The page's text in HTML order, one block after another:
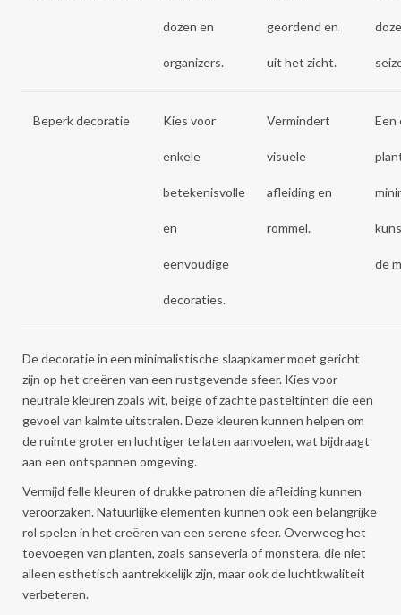
dozen en
organizers.
geordend en
uit het zicht.
Beperk decoratie Kies voor
enkele
betekenisvolle
en
eenvoudige
decoraties.
Vermindert
visuele
afleiding en
rommel.
Een
de
De decoratie in een minimalistische slaapkamer moet gericht
zijn op het creëren van een rustgevende sfeer. Kies voor
neutrale kleuren zoals wit, beige of zachte pasteltinten die een
gevoel van kalmte uitstralen. Deze kleuren kunnen helpen om
de ruimte groter en luchtiger te laten aanvoelen, wat bijdraagt
aan een ontspannen omgeving.
Vermijd felle kleuren of drukke patronen die afleiding kunnen
veroorzaken. Natuurlijke elementen kunnen ook een belangrijke
rol spelen in het creëren van een serene sfeer. Overweeg het
toevoegen van planten, zoals sanseveria of monstera, die niet
alleen esthetisch aantrekkelijk zijn, maar ook de luchtkwaliteit
verbeteren.